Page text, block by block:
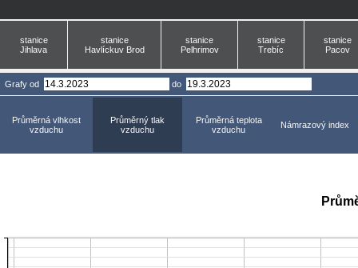
stanice
Jihlava
stanice
Havlíckuv Brod
stanice
Pelhrimov
stanice
Trebíc
stanice
Pacov
Grafy od do
Průměrná vlhkost
vzduchu
Průměrný tlak
vzduchu
Průměrná teplota
vzduchu
Námrazový index